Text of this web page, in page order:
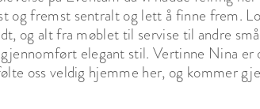
og fremst sentralt og lett å finne frem.
og alt fra møblet til servise til andre
elegant stil. Vertinne Nina er
oss veldig hjemme her, og kommer